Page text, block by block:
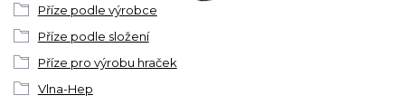
Příze podle výrobce
Příze podle složení
Příze pro výrobu hraček
Vlna-Hep